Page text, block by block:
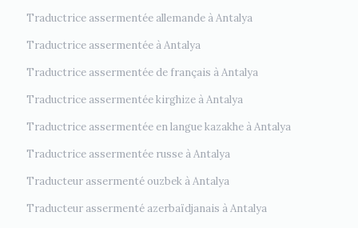
Traductrice assermentée allemande à Antalya
Traductrice assermentée à Antalya
Traductrice assermentée de français à Antalya
Traductrice assermentée kirghize à Antalya
Traductrice assermentée en langue kazakhe à Antalya
Traductrice assermentée russe à Antalya
Traducteur assermenté ouzbek à Antalya
Traducteur assermenté azerbaïdjanais à Antalya